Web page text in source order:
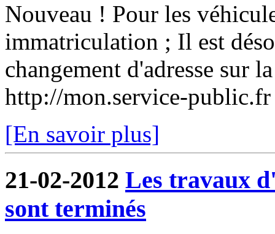
Nouveau ! Pour les
immatriculation ; Il est
changement d'adresse sur
http://mon.service-
[En savoir plus]
21-02-2012 Les travaux
sont terminés